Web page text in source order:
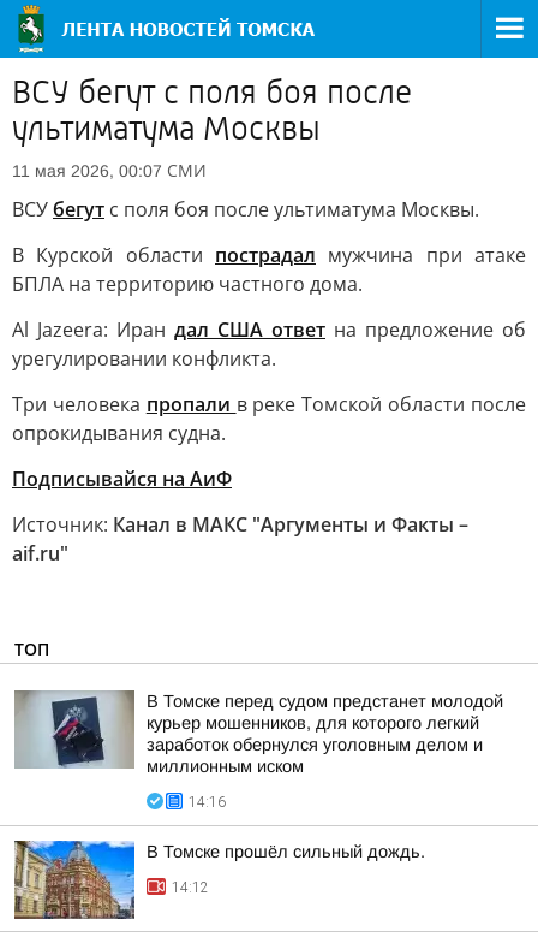
ВСУ бегут с поля боя после
ультиматума Москвы
11 мая 2026, 00:07 СМИ
ВСУбегут с поля боя после ультиматума Москвы.
В Курской области пострадал мужчина при атаке
БПЛА на территорию частного дома.
Al Jazeera: Иран дал США ответ на предложение об
урегулировании конфликта.
Три человека пропали в реке Томской области после
опрокидывания судна.
Подписывайся на АиФ
Источник: Канал в МАКС "Аргументы и Факты –
aif.ru"
ТОП
В Томске перед судом предстанет молодой
курьер мошенников, для которого легкий
заработок обернулся уголовным делом и
миллионным иском
14:16
В Томске прошёл сильный дождь.
14:12